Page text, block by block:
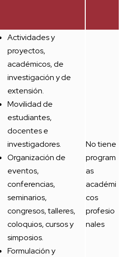
Actividades y
proyectos,
académicos, de
investigación y de
extensión.
Movilidad de
estudiantes,
docentes e
investigadores.
Organización de
eventos,
conferencias,
seminarios,
congresos, talleres,
coloquios, cursos y
simposios.
Formulación y
No tiene
program
as
académi
cos
profesio
nales